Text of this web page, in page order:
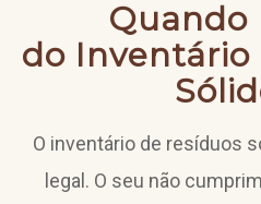
Quando
do Inventário
O inventário de resíduos
legal. O seu não